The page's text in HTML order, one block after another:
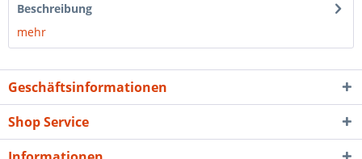
Beschreibung
mehr
Geschäftsinformationen
Shop Service